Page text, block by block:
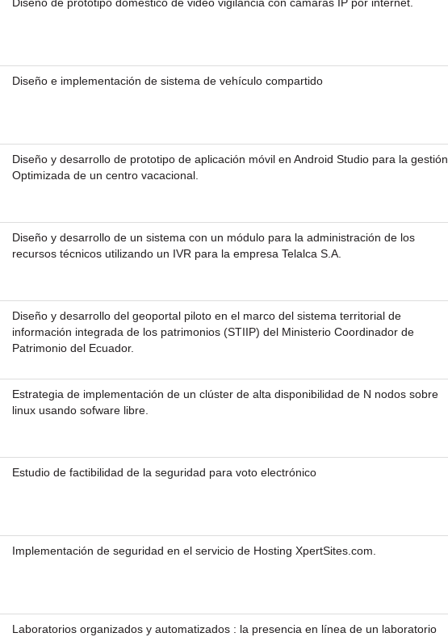
Diseño e implementación de sistema de vehículo compartido
Diseño y desarrollo de prototipo de aplicación móvil en Android Studio para la gestión
Optimizada de un centro vacacional.
Diseño y desarrollo de un sistema con un módulo para la administración de los
recursos técnicos utilizando un IVR para la empresa Telalca S.A.
Diseño y desarrollo del geoportal piloto en el marco del sistema territorial de
información integrada de los patrimonios (STIIP) del Ministerio Coordinador de
Patrimonio del Ecuador.
Estrategia de implementación de un clúster de alta disponibilidad de N nodos sobre
linux usando sofware libre.
Estudio de factibilidad de la seguridad para voto electrónico
Implementación de seguridad en el servicio de Hosting XpertSites.com.
Laboratorios organizados y automatizados : la presencia en línea de un laboratorio